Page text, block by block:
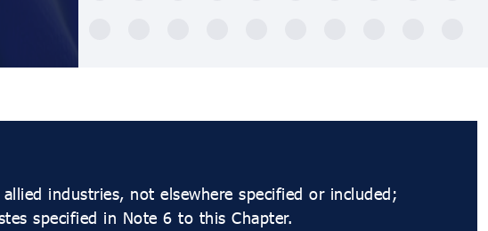
industries, not elsewhere specified or included;
specified in Note 6 to this Chapter.